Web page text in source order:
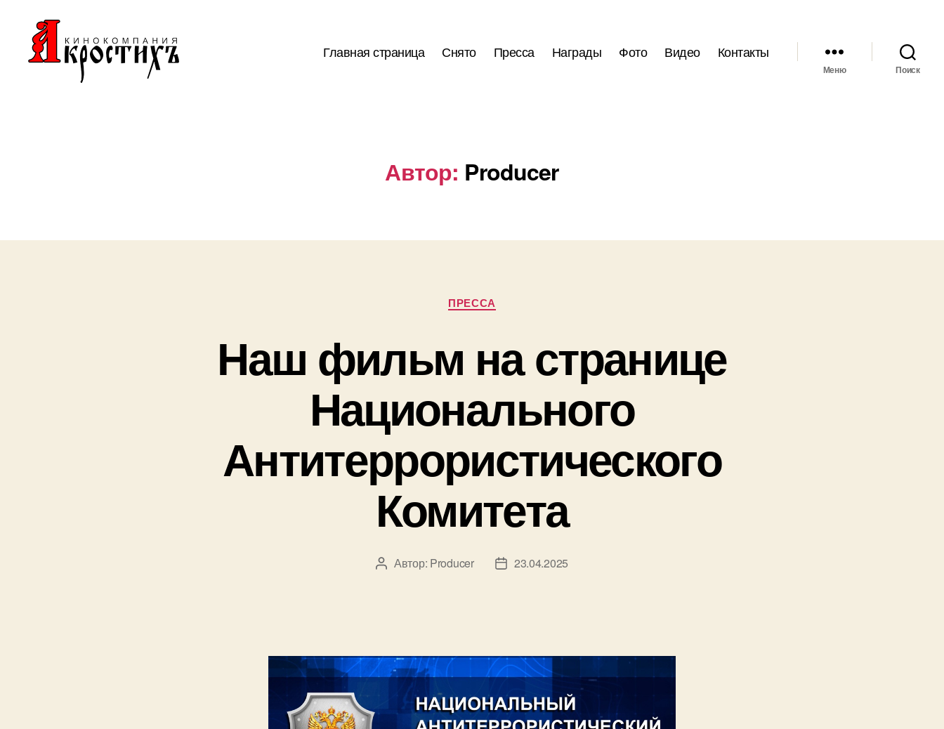
Главная страница Снято Пресса Награды Фото Видео Контакты
Меню Поиск
Автор: Producer
Рубрики
ПРЕССА
Наш фильм на странице
Национального
Антитеррористического
Комитета
Автор
Автор: Producer
Дата23.04.2025